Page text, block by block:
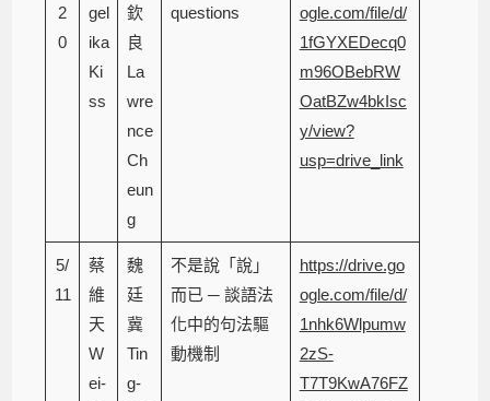
2
0
gel
ika
Ki
ss
欽
良
La
wre
nce
Ch
eun
g
questions
ogle.com/file/d/
1fGYXEDecq0
m96OBebRW
OatBZw4bkIsc
y/view?
usp=drive_link
5/
11
蔡
維
天
W
ei-
魏
廷
冀
Tin
g-
不是說「說」
而已 ─ 談語法
化中的句法驅
動機制
https://drive.go
ogle.com/file/d/
1nhk6Wlpumw
2zS-
T7T9KwA76FZ